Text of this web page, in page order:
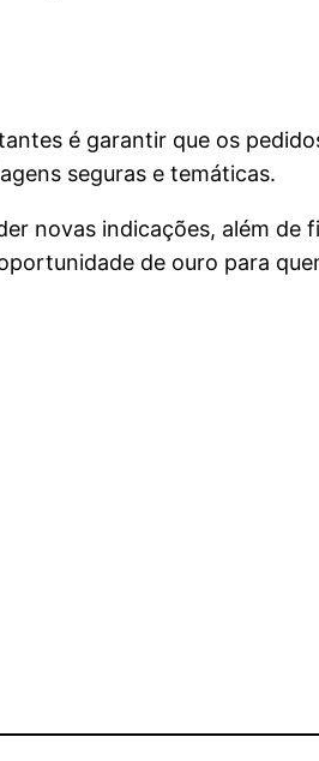
é garantir que os
seguras e temáticas.
novas indicações, além
de ouro para